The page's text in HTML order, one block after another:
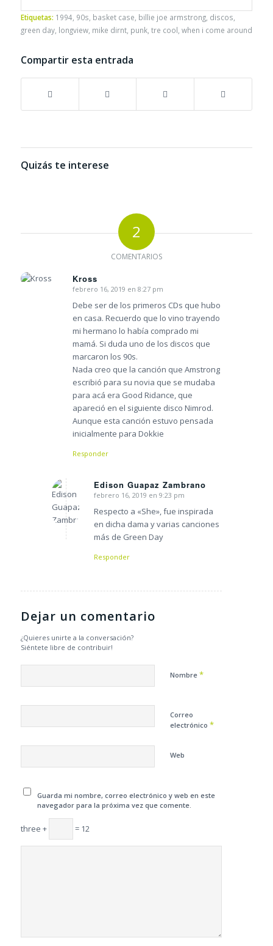
Etiquetas: 1994, 90s basket case billie joe armstrong, discos
green day, longview, mike dirnt, punk, tre cool when i come around
Compartir esta entrada
Quizás te interese
2
COMENTARIOS
Kross
Dice:
febrero 16, 2019 en 8:27 pm
Debe ser de los primeros CDs que hubo
en casa. Recuerdo que lo vino trayendo
mi hermano lo había comprado mi
mamá. Si duda uno de los discos que
marcaron los 90s.
Nada creo que la canción que Amstrong
escribió para su novia que se mudaba
para acá era Good Ridance, que
apareció en el siguiente disco Nimrod.
Aunque esta canción estuvo pensada
inicialmente para Dokkie
Responder
Edison Guapaz Zambrano
Dice:
febrero 16, 2019 en 9:23 pm
Respecto a «She», fue inspirada
en dicha dama y varias canciones
más de Green Day
Responder
Dejar un comentario
¿Quieres unirte a la conversación?
Siéntete libre de contribuir!
Nombre *
Correo
electrónico *
Web
Guarda mi nombre, correo electrónico y web en este
navegador para la próxima vez que comente.
three + = 12